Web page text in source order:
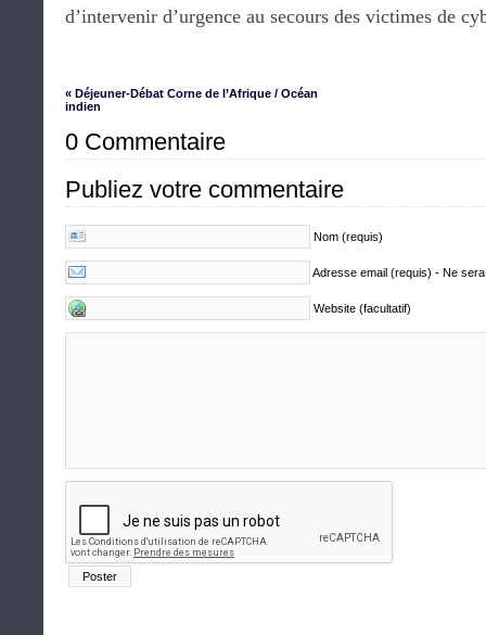
d’intervenir d’urgence au secours des victimes de
« Déjeuner-Débat Corne de l’Afrique / Océan
indien
0 Commentaire
Publiez votre commentaire
Nom (requis)
Adresse email (requis) - Ne
Website (facultatif)